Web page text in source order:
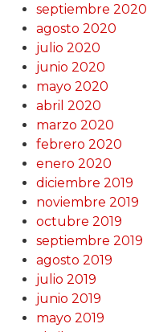
septiembre 2020
agosto 2020
julio 2020
junio 2020
mayo 2020
abril 2020
marzo 2020
febrero 2020
enero 2020
diciembre 2019
noviembre 2019
octubre 2019
septiembre 2019
agosto 2019
julio 2019
junio 2019
mayo 2019